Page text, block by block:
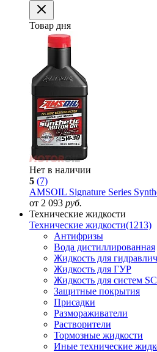
Товар дня
Нет в наличии
5 (7)
AMSOIL Signature Series
от 2 093 руб.
Технические жидкости
Технические жидкости(1213)
Антифризы
Вода дистиллированная
Жидкость для
Жидкость для ГУР
Жидкость для систем
Защитные покрытия
Присадки
Размораживатели
Растворители
Тормозные жидкости
Иные технические